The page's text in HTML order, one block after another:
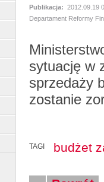
Publikacja: 2012.09.19
Departament Reformy
sytuację w
sprzedaży
zostanie
TAGI budżet